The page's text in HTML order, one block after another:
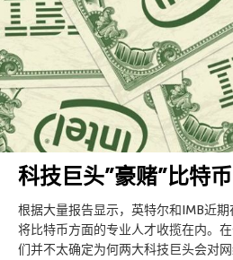
科技巨头”豪赌”比特币
根据大量报告显示，英特尔和IMB近
将比特币方面的专业人才收揽在内。
们并不太确定为何两大科技巨头会对